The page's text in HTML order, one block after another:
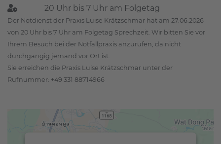
20 Uhr bis 7 Uhr am Folgetag
Der Notdienst der Praxis Luise Krätzschmar hat am 27.06.2026
von 20 Uhr bis 7 Uhr am Folgetag Sprechzeit. Wir bitten Sie vor
Ihrem Besuch bei der Notfallpraxis anzurufen, da nicht
durchgängig jemand vor Ort ist.
Sie erreichen die Praxis Luise Krätzschmar unter der
Rufnummer: +49 331 88714966